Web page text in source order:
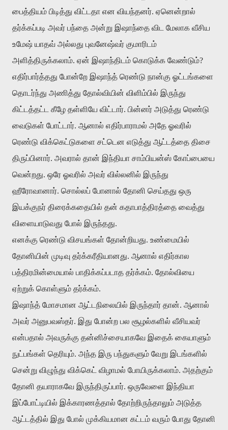
பைத்தியம் பிடித்து விட்டதா என வியந்தனர். ஏனென்றால்
தர்க்கப்படி அவர் பந்தை அன்று இஷாந்தை விட மேலாக வீசிய
உமேஷ் யாதவ் அல்லது புவனேஷ்வர் குமாரிடம்
அளித்திருக்கலாம். ஏன் இஷாந்திடம் கொடுக்க வேண்டும்?
எதிர்பார்த்தது போன்றே இஷாந்த் ரெண்டு நான்கு ஓட்டங்களை
தொடர்ந்து அணித்து தோல்வியின் விளிம்பில் இருந்து
கிட்டத்தட்ட கீழே தள்ளியே விட்டார். பின்னர் அடுத்து ரெண்டு
வைடுகள் போட்டார். ஆனால் எதிர்பாராமல் அதே ஓவரில்
ரெண்டு விக்கெட்டுகளை சட்டென எடுத்து ஆட்டத்தை திசை
திருப்பினார். அவரால் தான் இந்தியா சாம்பியன்ஸ் கோப்பையை
வென்றது. ஒரே ஓவரில் அவர் வில்லனில் இருந்து
ஹீரோவானார். சொல்லப் போனால் தோனி செய்தது ஒரு
இயக்குநர் திரைக்கதையில் தன் கதாபாத்திரத்தை வைத்து
விளையாடுவது போல் இருந்தது.
எனக்கு ரெண்டு விசயங்கள் தோன்றியது. உண்மையில்
தோனியின் முடிவு தர்க்கரீதியானது. ஆனால் எதிர்கால
பத்திரமின்மையால் பாதிக்கப்படாத தர்க்கம். தோல்வியை
ஏற்றுக் கொள்ளும் தர்க்கம்.
இஷாந்த் மோசமான ஆட்டநிலையில் இருந்தார் தான். ஆனால்
அவர் அனுபவஸ்தர். இது போன்ற பல சூழல்களில் வீசியவர்
என்பதால் அவருக்கு தன்னிச்சையாகவே இதைக் கையாளும்
நுட்பங்கள் தெரியும். அந்த இரு பந்துகளும் வேறு இடங்களில்
சென்று விழுந்து விக்கெட் விழாமல் போயிருக்கலாம். அதற்கும்
தோனி தயாராகவே இருந்திருப்பார். ஒருவேளை இந்தியா
இப்போட்டியில் இக்காரணத்தால் தோற்றிருந்தாலும் அடுத்த
ஆட்டத்தில் இது போல் முக்கியமான கட்டம் வரும் போது தோனி